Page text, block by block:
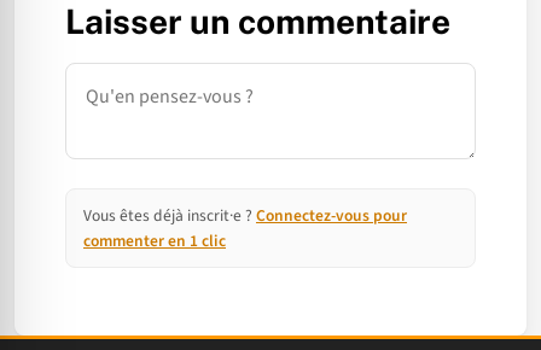
Laisser un commentaire
Commentaire
Vous êtes déjà inscrit·e ? Connectez-vous pour
commenter en 1 clic